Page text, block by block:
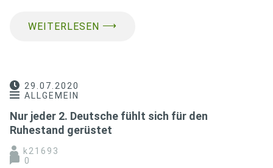
WEITERLESEN ⟶
29.07.2020
ALLGEMEIN
Nur jeder 2. Deutsche fühlt sich für den
Ruhestand gerüstet
k21693
0